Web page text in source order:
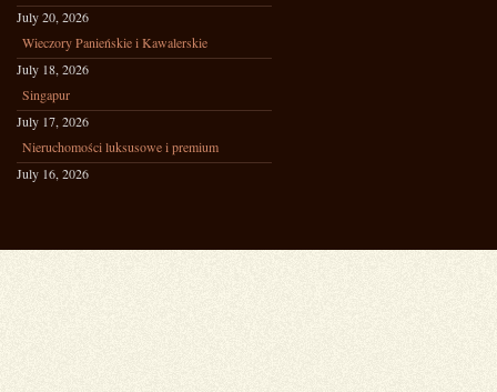
July 20, 2026
Wieczory Panieńskie i Kawalerskie
July 18, 2026
Singapur
July 17, 2026
Nieruchomości luksusowe i premium
July 16, 2026